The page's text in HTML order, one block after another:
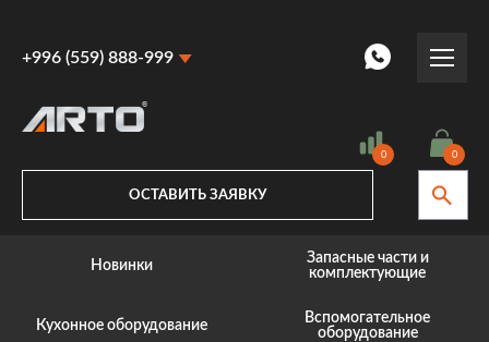
+996 (559) 888-999
+996 (559) 888-999
0 0
ОСТАВИТЬ ЗАЯВКУ
Новинки
Кухонное оборудование
Запасные части и
комплектующие
Вспомогательное
оборудование